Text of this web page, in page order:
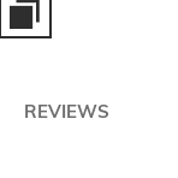
REVIEWS